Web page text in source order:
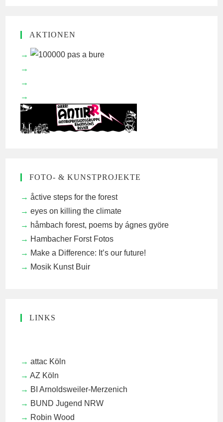
AKTIONEN
FOTO- & KUNSTPROJEKTE
åctive steps for the forest
eyes on killing the climate
håmbach forest, poems by ágnes györe
Hambacher Forst Fotos
Make a Difference: It’s our future!
Mosik Kunst Buir
LINKS
attac Köln
AZ Köln
BI Arnoldsweiler-Merzenich
BUND Jugend NRW
Robin Wood